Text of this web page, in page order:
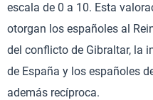
escala de 0 a 10. Esta
otorgan los españoles al
del conflicto de Gibraltar, la
de España y los españoles
además recíproca.